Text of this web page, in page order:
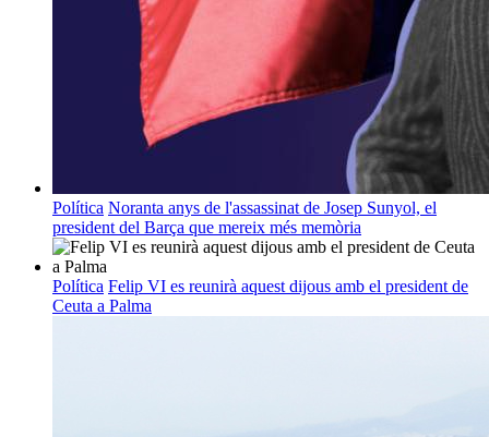
Política Noranta anys de l'assassinat de Josep Sunyol, el
president del Barça que mereix més memòria
Política Felip VI es reunirà aquest dijous amb el president de
Ceuta a Palma